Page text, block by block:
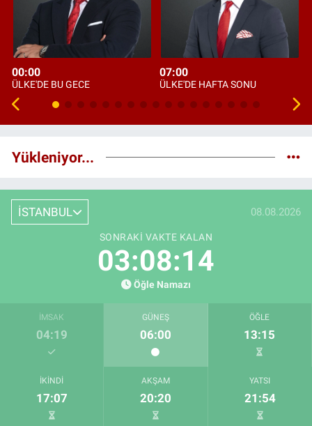
00:00
ÜLKE'DE BU GECE
07:00
ÜLKE'DE HAFTA SONU
Yükleniyor...
İSTANBUL 08.08.2026
SONRAKI VAKTE KALAN
03:08:13
Öğle Namazı
İMSAK
04:19
GÜNEŞ
06:00
ÖĞLE
13:15
İKINDI
17:07
AKŞAM
20:20
YATSI
21:54